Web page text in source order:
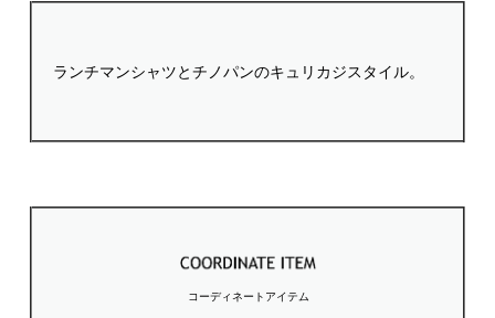
ランチマンシャツとチノパンのキュリカジスタイル。
コーディネートアイテム